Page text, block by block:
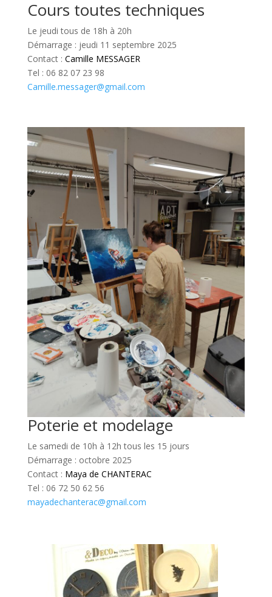
Cours toutes techniques
Le jeudi tous de 18h à 20h
Démarrage : jeudi 11 septembre 2025
Contact : Camille MESSAGER
Tel : 06 82 07 23 98
Camille.messager@gmail.com
Poterie et modelage
Le samedi de 10h à 12h tous les 15 jours
Démarrage : octobre 2025
Contact : Maya de CHANTERAC
Tel : 06 72 50 62 56
mayadechanterac@gmail.com